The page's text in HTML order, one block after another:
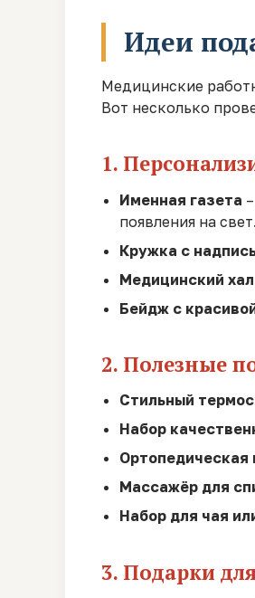
Идеи
Медицинские
Вот несколько
1.
Именная газета
появления на
Кружка с
Медицинский
Бейдж с
2. Полезные
Стильный
Набор
Массажёр для
Набор для чая
3. Подарки